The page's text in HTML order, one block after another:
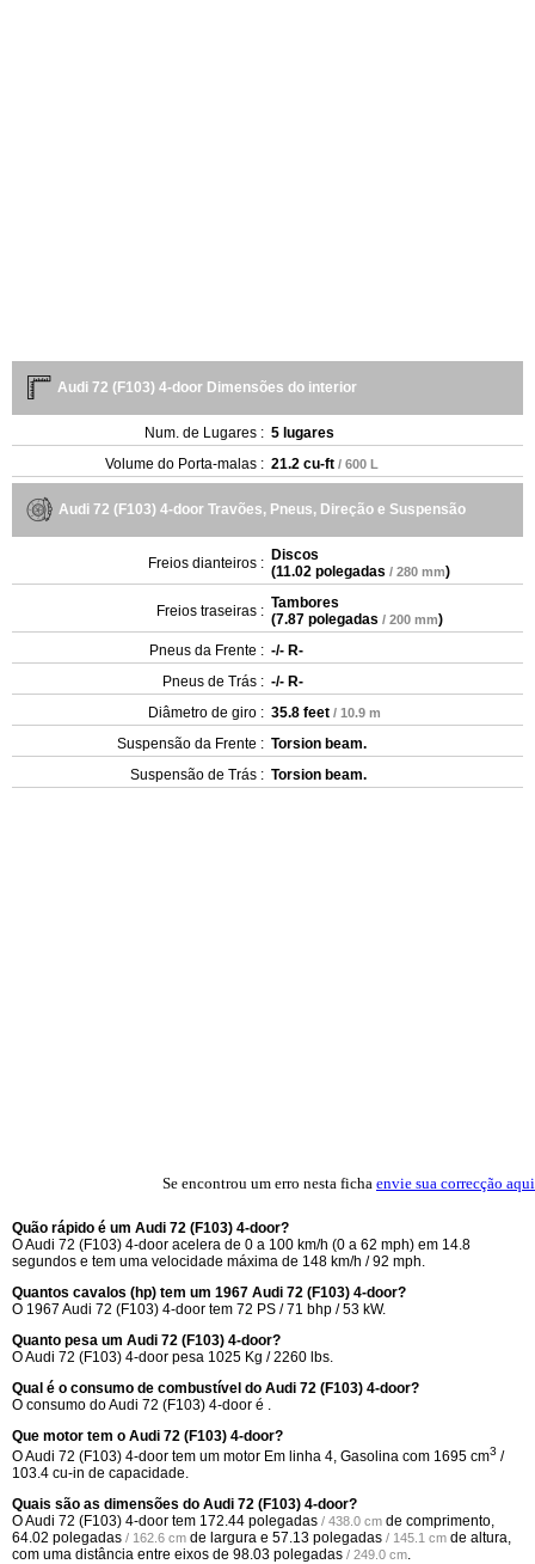
Audi 72 (F103) 4-door Dimensões do interior
Num. de Lugares : 5 lugares
Volume do Porta-malas : 21.2 cu-ft / 600 L
Audi 72 (F103) 4-door Travões, Pneus, Direção e Suspensão
Freios dianteiros : Discos
(11.02 polegadas / 280 mm)
Freios traseiras : Tambores
(7.87 polegadas / 200 mm)
Pneus da Frente : -/- R-
Pneus de Trás : -/- R-
Diâmetro de giro : 35.8 feet / 10.9 m
Suspensão da Frente : Torsion beam.
Suspensão de Trás : Torsion beam.
Se encontrou um erro nesta ficha envie sua correcção aqui
Quão rápido é um Audi 72 (F103) 4-door?
O Audi 72 (F103) 4-door acelera de 0 a 100 km/h (0 a 62 mph) em 14.8
segundos e tem uma velocidade máxima de 148 km/h / 92 mph.
Quantos cavalos (hp) tem um 1967 Audi 72 (F103) 4-door?
O 1967 Audi 72 (F103) 4-door tem 72 PS / 71 bhp / 53 kW.
Quanto pesa um Audi 72 (F103) 4-door?
O Audi 72 (F103) 4-door pesa 1025 Kg / 2260 lbs.
Qual é o consumo de combustível do Audi 72 (F103) 4-door?
O consumo do Audi 72 (F103) 4-door é .
Que motor tem o Audi 72 (F103) 4-door?
O Audi 72 (F103) 4-door tem um motor Em linha 4, Gasolina com 1695 cm3 /
103.4 cu-in de capacidade.
Quais são as dimensões do Audi 72 (F103) 4-door?
O Audi 72 (F103) 4-door tem 172.44 polegadas / 438.0 cm de comprimento,
64.02 polegadas / 162.6 cm de largura e 57.13 polegadas / 145.1 cm de altura,
com uma distância entre eixos de 98.03 polegadas / 249.0 cm.